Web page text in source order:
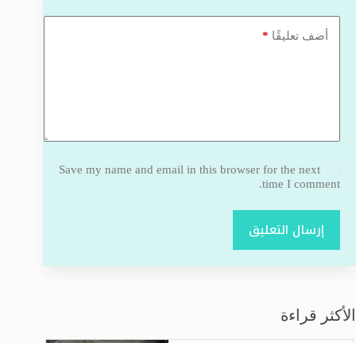
أضف تعليقًا *
Save my name and email in this browser for the next
time I comment.
إرسال التعليق
الأكثر قراءة